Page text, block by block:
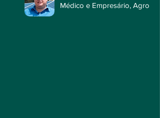
Médico e Empresário, Agro